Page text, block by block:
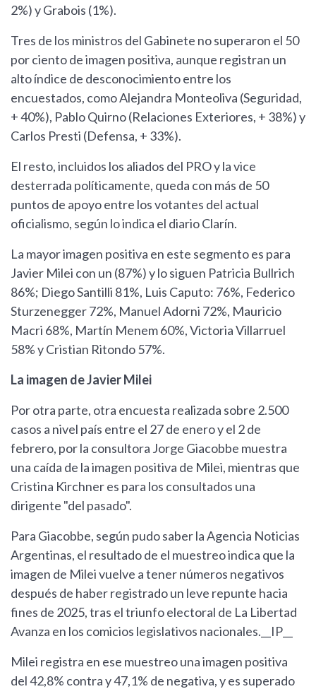
2%) y Grabois (1%).
Tres de los ministros del Gabinete no superaron el 50
por ciento de imagen positiva, aunque registran un
alto índice de desconocimiento entre los
encuestados, como Alejandra Monteoliva (Seguridad,
+ 40%), Pablo Quirno (Relaciones Exteriores, + 38%) y
Carlos Presti (Defensa, + 33%).
El resto, incluidos los aliados del PRO y la vice
desterrada políticamente, queda con más de 50
puntos de apoyo entre los votantes del actual
oficialismo, según lo indica el diario Clarín.
La mayor imagen positiva en este segmento es para
Javier Milei con un (87%) y lo siguen Patricia Bullrich
86%; Diego Santilli 81%, Luis Caputo: 76%, Federico
Sturzenegger 72%, Manuel Adorni 72%, Mauricio
Macri 68%, Martín Menem 60%, Victoria Villarruel
58% y Cristian Ritondo 57%.
La imagen de Javier Milei
Por otra parte, otra encuesta realizada sobre 2.500
casos a nivel país entre el 27 de enero y el 2 de
febrero, por la consultora Jorge Giacobbe muestra
una caída de la imagen positiva de Milei, mientras que
Cristina Kirchner es para los consultados una
dirigente "del pasado".
Para Giacobbe, según pudo saber la Agencia Noticias
Argentinas, el resultado de el muestreo indica que la
imagen de Milei vuelve a tener números negativos
después de haber registrado un leve repunte hacia
fines de 2025, tras el triunfo electoral de La Libertad
Avanza en los comicios legislativos nacionales.__IP__
Milei registra en ese muestreo una imagen positiva
del 42,8% contra y 47,1% de negativa, y es superado